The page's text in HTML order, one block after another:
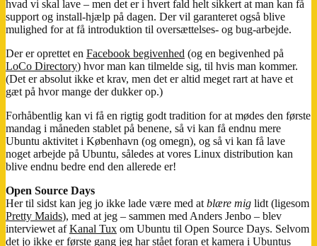
hvad vi skal lave – men det er i hvert fald helt sikkert at man kan få
support og install-hjælp på dagen. Der vil garanteret også blive
mulighed for at få introduktion til oversættelses- og bug-arbejde.
Der er oprettet en Facebook begivenhed (og en begivenhed på
LoCo Directory) hvor man kan tilmelde sig, til hvis man kommer.
(Det er absolut ikke et krav, men det er altid meget rart at have et
gæt på hvor mange der dukker op.)
Forhåbentlig kan vi få en rigtig godt tradition for at mødes den første
mandag i måneden stablet på benene, så vi kan få endnu mere
Ubuntu aktivitet i København (og omegn), og så vi kan få lave
noget arbejde på Ubuntu, således at vores Linux distribution kan
blive endnu bedre end den allerede er!
Open Source Days
Her til sidst kan jeg jo ikke lade være med at blære mig lidt (ligesom
Pretty Maids), med at jeg – sammen med Anders Jenbo – blev
interviewet afKanal Tux om Ubuntu til Open Source Days. Selvom
det jo ikke erførste gang jeg har stået foran et kamera i Ubuntus